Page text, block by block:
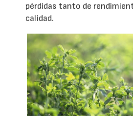
pérdidas tanto de
calidad.